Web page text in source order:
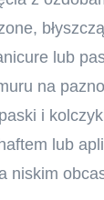
lub
na
i
lub
niskim